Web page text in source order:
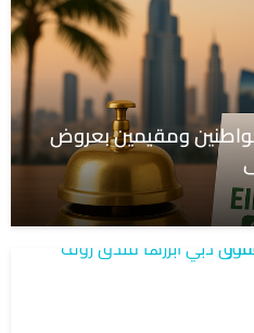
ومقيمين بعروض